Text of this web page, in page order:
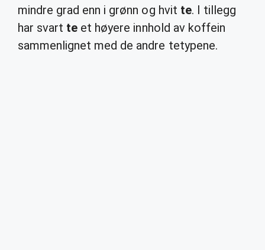
mindre grad enn i grønn og hvit te. I tillegg
har svart te et høyere innhold av koffein
sammenlignet med de andre tetypene.